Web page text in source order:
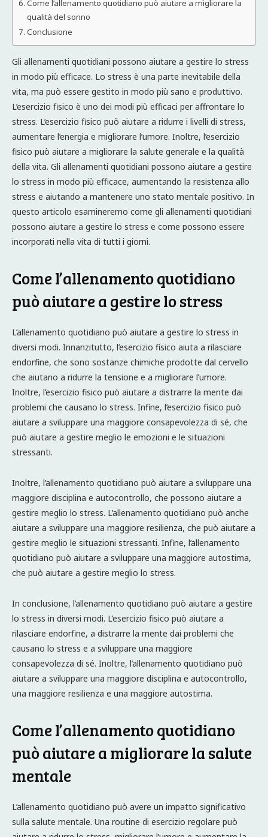
Come l’allenamento quotidiano può aiutare a migliorare la
qualità del sonno
Conclusione
Gli allenamenti quotidiani possono aiutare a gestire lo stress
in modo più efficace. Lo stress è una parte inevitabile della
vita, ma può essere gestito in modo più sano e produttivo.
L’esercizio fisico è uno dei modi più efficaci per affrontare lo
stress. L’esercizio fisico può aiutare a ridurre i livelli di stress,
aumentare l’energia e migliorare l’umore. Inoltre, l’esercizio
fisico può aiutare a migliorare la salute generale e la qualità
della vita. Gli allenamenti quotidiani possono aiutare a gestire
lo stress in modo più efficace, aumentando la resistenza allo
stress e aiutando a mantenere uno stato mentale positivo. In
questo articolo esamineremo come gli allenamenti quotidiani
possono aiutare a gestire lo stress e come possono essere
incorporati nella vita di tutti i giorni.
Come l’allenamento quotidiano
può aiutare a gestire lo stress
L’allenamento quotidiano può aiutare a gestire lo stress in
diversi modi. Innanzitutto, l’esercizio fisico aiuta a rilasciare
endorfine, che sono sostanze chimiche prodotte dal cervello
che aiutano a ridurre la tensione e a migliorare l’umore.
Inoltre, l’esercizio fisico può aiutare a distrarre la mente dai
problemi che causano lo stress. Infine, l’esercizio fisico può
aiutare a sviluppare una maggiore consapevolezza di sé, che
può aiutare a gestire meglio le emozioni e le situazioni
stressanti.
Inoltre, l’allenamento quotidiano può aiutare a sviluppare una
maggiore disciplina e autocontrollo, che possono aiutare a
gestire meglio lo stress. L’allenamento quotidiano può anche
aiutare a sviluppare una maggiore resilienza, che può aiutare a
gestire meglio le situazioni stressanti. Infine, l’allenamento
quotidiano può aiutare a sviluppare una maggiore autostima,
che può aiutare a gestire meglio lo stress.
In conclusione, l’allenamento quotidiano può aiutare a gestire
lo stress in diversi modi. L’esercizio fisico può aiutare a
rilasciare endorfine, a distrarre la mente dai problemi che
causano lo stress e a sviluppare una maggiore
consapevolezza di sé. Inoltre, l’allenamento quotidiano può
aiutare a sviluppare una maggiore disciplina e autocontrollo,
una maggiore resilienza e una maggiore autostima.
Come l’allenamento quotidiano
può aiutare a migliorare la salute
mentale
L’allenamento quotidiano può avere un impatto significativo
sulla salute mentale. Una routine di esercizio regolare può